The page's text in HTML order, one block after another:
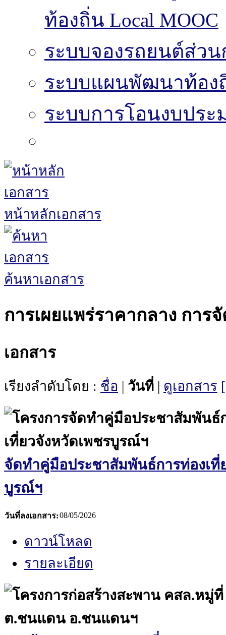
ท้องถิ่น Local MOOC
ระบบจองรถยนต์ส่วน
ระบบแผนพัฒนาท้อง
ระบบการโอนงบปร
หน้าหลักเอกสาร
ค้นหาเอกสาร
การเผยแพร่ราคากลาง การ
เอกสาร
เรียงลำดับโดย : ชื่อ | วันที่ | ดูเอกสาร
จัดทำคู่มือประชาสัมพันธ์การท่องเที่
บูรณ์ฯ
วันที่ลงเอกสาร:08/05/2026
ดาวน์โหลด
รายละเอียด